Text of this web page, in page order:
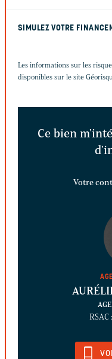
SIMULEZ VOTRE
Les informations sur les
disponibles sur le site
Ce bien
Votre
RSAC